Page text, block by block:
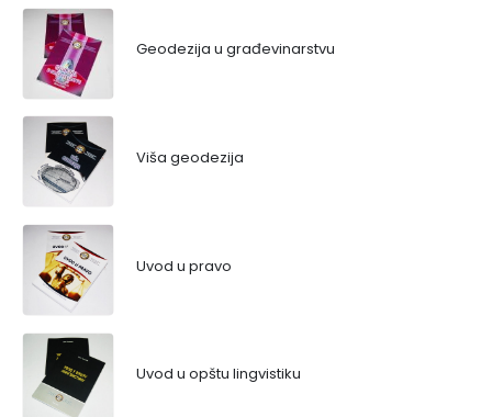
Geodezija u građevinarstvu
Viša geodezija
Uvod u pravo
Uvod u opštu lingvistiku